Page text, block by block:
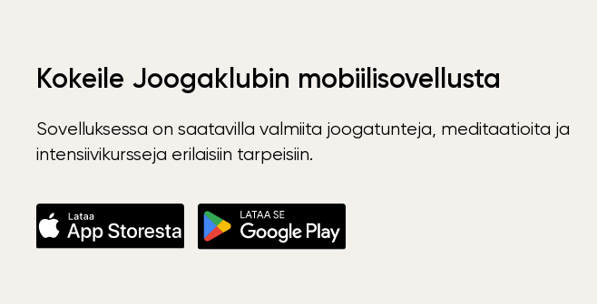
Kokeile Joogaklubin mobiilisovellusta
Sovelluksessa on saatavilla valmiita joogatunteja, meditaatioita ja
intensiivikursseja erilaisiin tarpeisiin.